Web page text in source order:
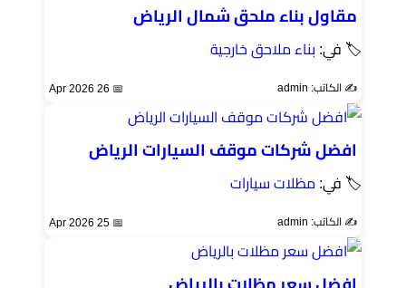
مقاول بناء ملحق شمال الرياض
🏷 في: بناء ملاحق خارجية
✍️ الكاتب: admin 📅 26 Apr 2026
افضل شركات موقف السيارات الرياض
🏷 في: مظلات سيارات
✍️ الكاتب: admin 📅 25 Apr 2026